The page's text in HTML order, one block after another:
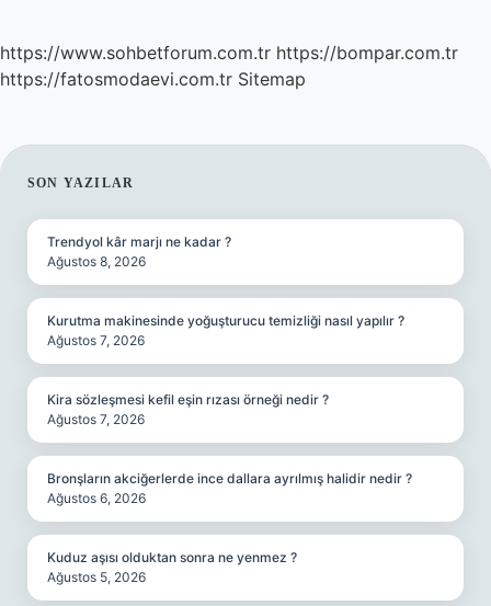
https://www.sohbetforum.com.tr https://bompar.com.tr
https://fatosmodaevi.com.tr Sitemap
SIDEBAR
SON YAZILAR
Trendyol kâr marjı ne kadar ?
Ağustos 8, 2026
Kurutma makinesinde yoğuşturucu temizliği nasıl yapılır ?
Ağustos 7, 2026
Kira sözleşmesi kefil eşin rızası örneği nedir ?
Ağustos 7, 2026
Bronşların akciğerlerde ince dallara ayrılmış halidir nedir ?
Ağustos 6, 2026
Kuduz aşısı olduktan sonra ne yenmez ?
Ağustos 5, 2026